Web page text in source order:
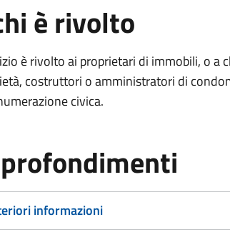
è rivolto
è rivolto ai proprietari di immobili, o a
costruttori o amministratori di
civica.
informazioni